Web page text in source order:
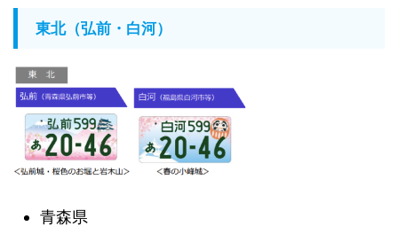
東北（弘前・白河）
青森県